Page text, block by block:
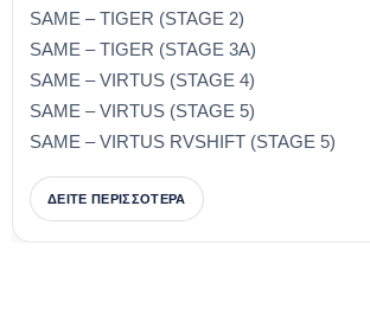
SAME – TIGER (STAGE 2)
SAME – TIGER (STAGE 3A)
SAME – VIRTUS (STAGE 4)
SAME – VIRTUS (STAGE 5)
SAME – VIRTUS RVSHIFT (STAGE 5)
ΔΕΙΤΕ ΠΕΡΙΣΣΟΤΕΡΑ